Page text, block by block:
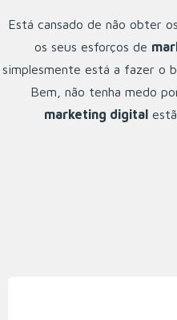
Está cansado de não obter
os seus esforços de
simplesmente está a fazer o
Bem, não tenha medo
marketing digital